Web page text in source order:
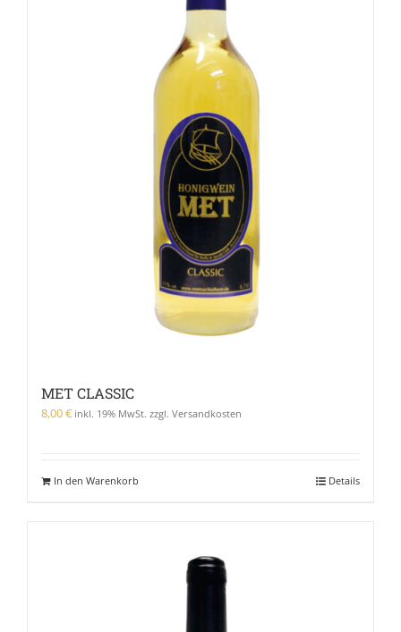
MET CLASSIC
8,00€ inkl. 19% MwSt. zzgl. Versandkosten
In den Warenkorb Details